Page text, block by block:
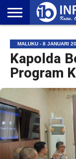
NASIONAL
AMBONIA
MALUKU
EKONOMI
POLITIK
OLAHRAGA
LIFESTYLE
REDAKSI
MALUKU - 8 JANUARI
Kapolda
Program